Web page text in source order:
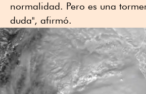
normalidad. Pero es una
duda", afirmó.